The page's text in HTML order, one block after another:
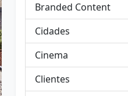
Branded Content
Cidades
Cinema
Clientes